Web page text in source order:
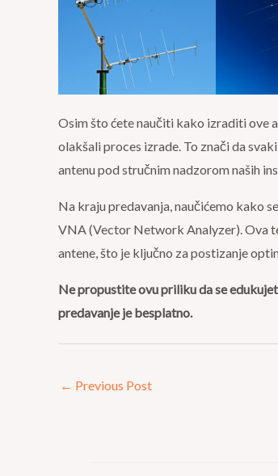
Osim što ćete naučiti kako izraditi ove
olakšali proces izrade. To znači da
antenu pod stručnim nadzorom naših
Na kraju predavanja, naučićemo kako
VNA (Vector Network Analyzer). Ova
antene, što je ključno za postizanje
Ne propustite ovu priliku da se
predavanje je besplatno.
← Previous Post